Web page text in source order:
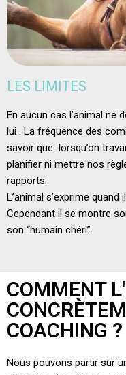
LES LIMITES
En aucun cas l’animal ne
lui . La fréquence des
savoir que lorsqu’on
planifier ni mettre nos
rapports.
L’animal s’exprime
Cependant il se montre
son “humain chéri”.
COMMENT
COACHING ?
Nous pouvons partir sur